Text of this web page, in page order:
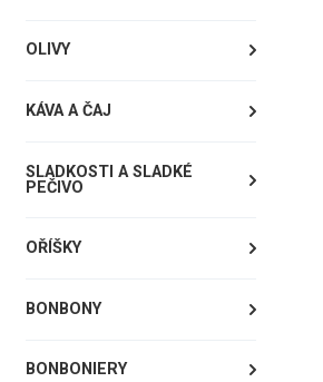
OLIVY
KÁVA A ČAJ
SLADKOSTI A SLADKÉ
PEČIVO
OŘÍŠKY
BONBONY
BONBONIERY